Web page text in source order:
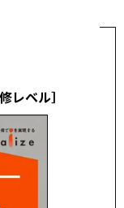
レベル］